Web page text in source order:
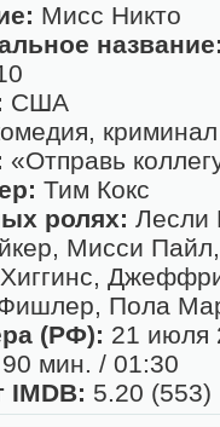
Мисс Никто
США
криминал
«Отправь
Тим Кокс
ролях: Лесли
Мисси
Пола
(РФ): 21 июля
90 мин. / 01:30
IMDB: 5.20 (553)